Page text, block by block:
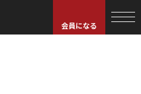
会員になる